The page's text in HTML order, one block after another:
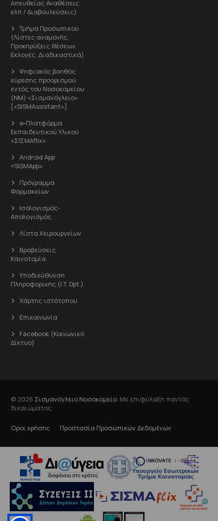
Απευθείας Αναθέσεις
κλπ / Διαβουλεύσεις)
Τμήμα Προσωπικού
(Λίστες αναμονής,
Προκηρύξεις θέσεων,
Εκλογές, Διαδικαστικά)
Ψηφιακός βοηθός
εύρεσης προορισμού
εντός του Νοσοκομείου
(ΝΜ) «Σισμανόγλειο»
[«SISMAssistant»]
e-Πλατφόρμα
Εκπαιδευτικού Υλικού
«ΣΙΣΜΑflix»
Android App
«SISMApp»
Πρόγραμμα
Φαρμακείων
Ισολογισμός-
Απολογισμός
Λίστα Χειρουργείων
Βραβεύσεις
Καινοτομία
Υποδιεύθυνση
Πληροφορικής (I.T. Dpt.)
Χάρτης ιστότοπου
Επικοινωνία
Facebook (Κοινωνικό
Δίκτυο)
© 2026 Σισμανόγλειο Νοσοκομείο . Με επιφύλαξη παντός
δικαιώματος.
Όροι χρήσης Προστασία Προσωπικών Δεδομένων